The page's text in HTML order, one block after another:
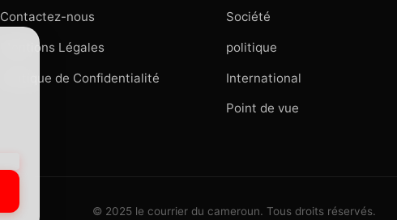
Contactez-nous
Mentions Légales
Politique de Confidentialité
Société
politique
International
Point de vue
© 2025 le courrier du cameroun. Tous droits réservés.